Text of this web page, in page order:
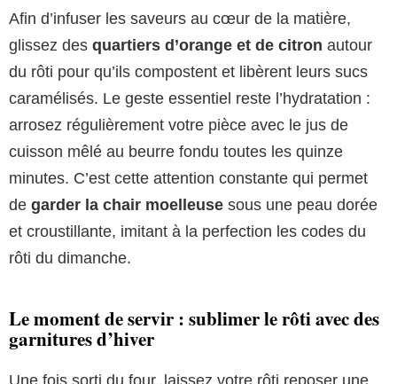
Afin d’infuser les saveurs au cœur de la matière,
glissez des quartiers d’orange et de citron autour
du rôti pour qu’ils compostent et libèrent leurs sucs
caramélisés. Le geste essentiel reste l’hydratation :
arrosez régulièrement votre pièce avec le jus de
cuisson mêlé au beurre fondu toutes les quinze
minutes. C’est cette attention constante qui permet
de garder la chair moelleuse sous une peau dorée
et croustillante, imitant à la perfection les codes du
rôti du dimanche.
Le moment de servir : sublimer le rôti avec des
garnitures d’hiver
Une fois sorti du four, laissez votre rôti reposer une